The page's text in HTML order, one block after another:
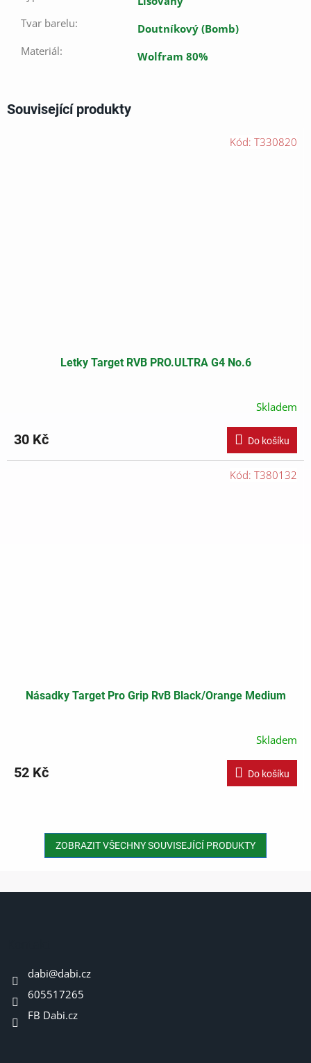
Související produkty
Letky Target RVB PRO.ULTRA G4 No.6
Skladem
30 Kč Do košíku
Kód: T330820
Násadky Target Pro Grip RvB Black/Orange Medium
Skladem
52 Kč Do košíku
Kód: T380132
ZOBRAZIT VŠECHNY SOUVISEJÍCÍ PRODUKTY
Tvar barelu:
Doutníkový (Bomb)
Materiál: Wolfram 80%
dabi@dabi.cz
605517265
FB Dabi.cz